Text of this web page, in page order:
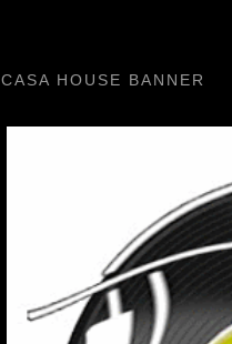
CASA HOUSE BANNER